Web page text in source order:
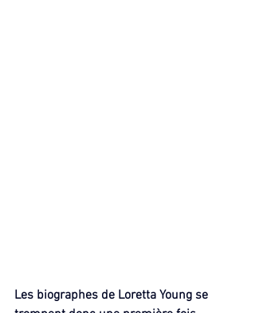
Les biographes de Loretta Young se